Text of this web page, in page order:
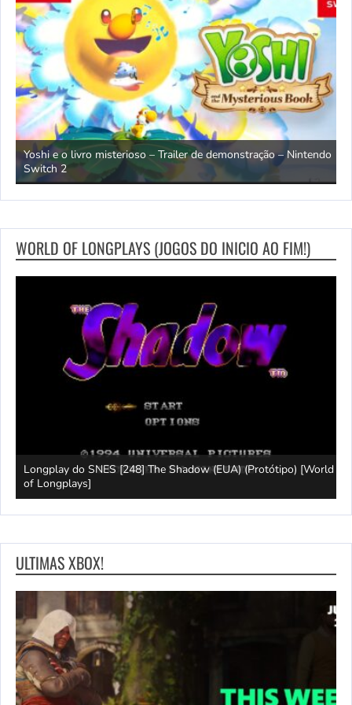
ao Yoshi e o livro misterioso – Trailer de demonstração – Nintendo
Switch 2
WORLD OF LONGPLAYS (JOGOS DO INICIO AO FIM!)
Longplay do SNES [248] The Shadow (EUA) (Protótipo) [World
of Longplays]
ULTIMAS XBOX!